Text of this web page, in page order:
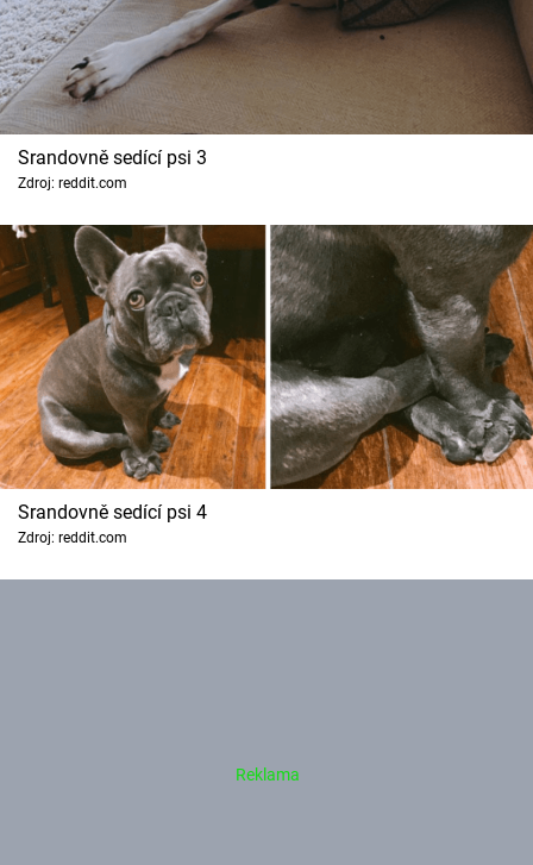
Srandovně sedící psi 3
Zdroj: reddit.com
Srandovně sedící psi 4
Zdroj: reddit.com